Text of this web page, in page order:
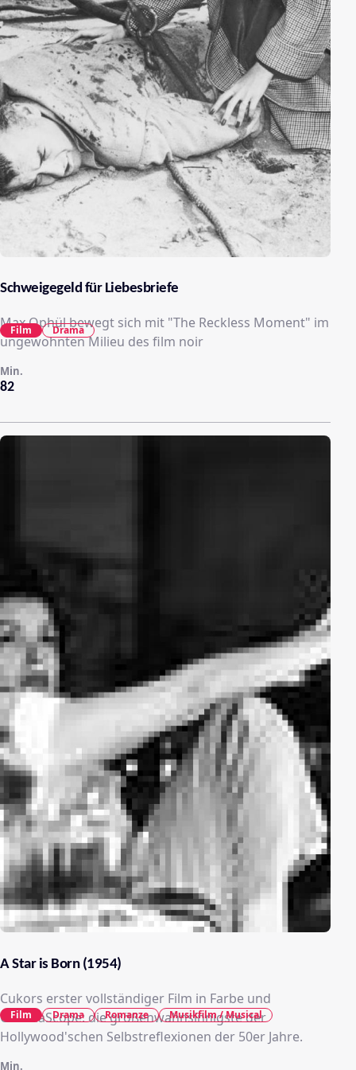
Schweigegeld für Liebesbriefe
Max Ophül bewegt sich mit "The Reckless Moment" im
ungewohnten Milieu des film noir
82
Min.
Film Drama
A Star is Born (1954)
Cukors erster vollständiger Film in Farbe und
CinemaScope: die größenwahnsinnigste der
Hollywood'schen Selbstreflexionen der 50er Jahre.
Min.
Film Drama Romanze Musikfilm / Musical